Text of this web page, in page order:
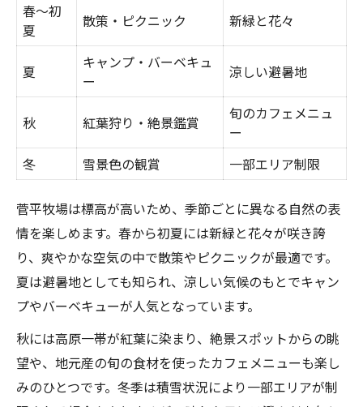
春〜初
夏
散策・ピクニック 新緑と花々
夏
キャンプ・バーベキュ
ー
涼しい避暑地
秋 紅葉狩り・絶景鑑賞
旬のカフェメニュ
ー
冬
雪景色の観賞 一部エリア制限
菅平牧場は標高が高いため、季節ごとに異なる自然の表
情を楽しめます。春から初夏には新緑と花々が咲き誇
り、爽やかな空気の中で散策やピクニックが最適です。
夏は避暑地としても知られ、涼しい気候のもとでキャン
プやバーベキューが人気となっています。
秋には高原一帯が紅葉に染まり、絶景スポットからの眺
望や、地元産の旬の食材を使ったカフェメニューも楽し
みのひとつです。冬季は積雪状況により一部エリアが制